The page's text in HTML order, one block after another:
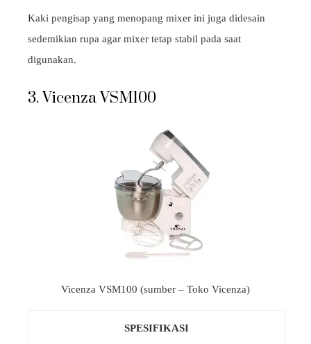
Kaki pengisap yang menopang mixer ini juga didesain
sedemikian rupa agar mixer tetap stabil pada saat
digunakan.
3. Vicenza VSM100
Vicenza VSM100 (sumber – Toko Vicenza)
SPESIFIKASI